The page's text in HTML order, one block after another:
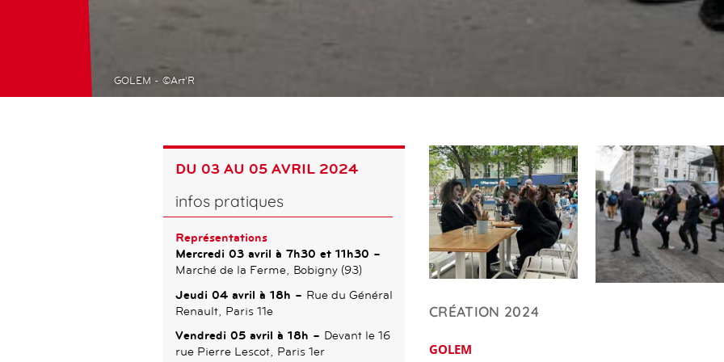
GOLEM - ©Art'R
DU 03 AU 05 AVRIL 2024
infos pratiques
Représentations
Mercredi 03 avril à 7h30 et 11h30 –
Marché de la Ferme, Bobigny (93)
Jeudi 04 avril à 18h – Rue du Général
Renault, Paris 11e
Vendredi 05 avril à 18h – Devant le 16
rue Pierre Lescot, Paris 1er
CRÉATION 2024
GOLEM